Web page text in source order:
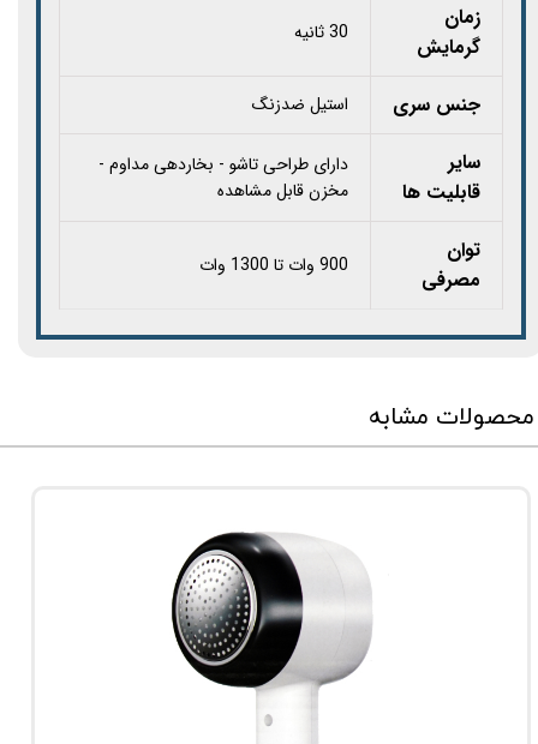
زمان
گرمایش
30 ثانیه
جنس سری استیل ضدزنگ
سایر
قابلیت‌ ها
دارای طراحی تاشو - بخاردهی مداوم -
مخزن قابل مشاهده
توان
مصرفی
900 وات تا 1300 وات
محصولات مشابه